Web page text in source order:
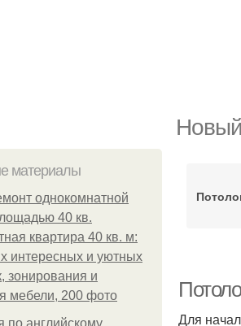
материалы
однокомнатной
40 кв.
квартира 40 кв. м:
интересных и уютных
зонирования и
мебели, 200 фото
по английскому,
Для